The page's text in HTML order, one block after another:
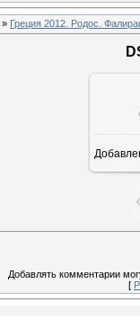
» Греция 2012. Родос.
Добавлять комментарии
[